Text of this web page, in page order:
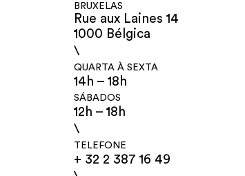
BRUXELAS
Rue aux Laines 14
1000 Bélgica
\
QUARTA À SEXTA
14h – 18h
SÁBADOS
12h – 18h
\
TELEFONE
+ 32 2 387 16 49